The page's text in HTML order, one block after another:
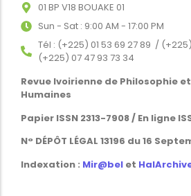
01 BP V18 BOUAKE 01
Sun - Sat : 9:00 AM - 17:00 PM
Tél : (+225) 01 53 69 27 89 / (+225)
(+225) 07 47 93 73 34
Revue Ivoirienne de Philosophie
Humaines
Papier ISSN 2313-7908 / En ligne
N° DÉPÔT LÉGAL 13196 du 16
Indexation : Mir@bel et